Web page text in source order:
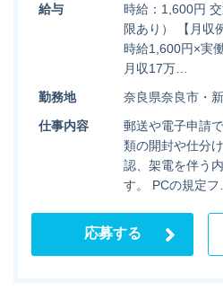
給与
時給：1,600円
限あり） 【月収
時給1,600円×実
月収17万…
勤務地
奈良県奈良市・
仕事内容
郵送や電子申請
類の開封や仕分
認、架電を伴う
す。 PCの規定フ
応募する